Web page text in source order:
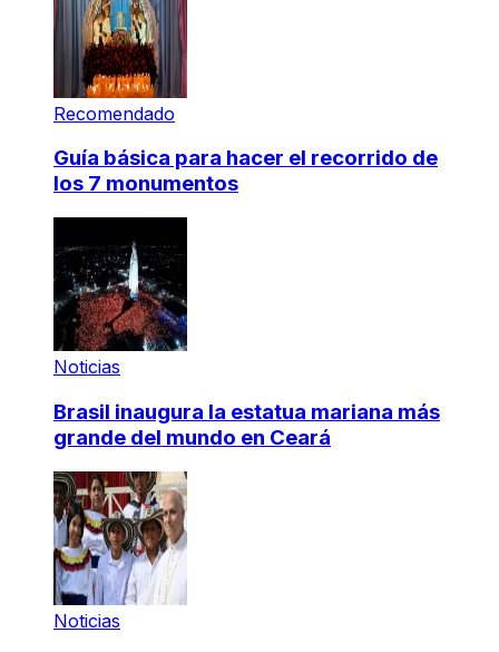
Recomendado
Guía básica para hacer el recorrido de
los 7 monumentos
Noticias
Brasil inaugura la estatua mariana más
grande del mundo en Ceará
Noticias